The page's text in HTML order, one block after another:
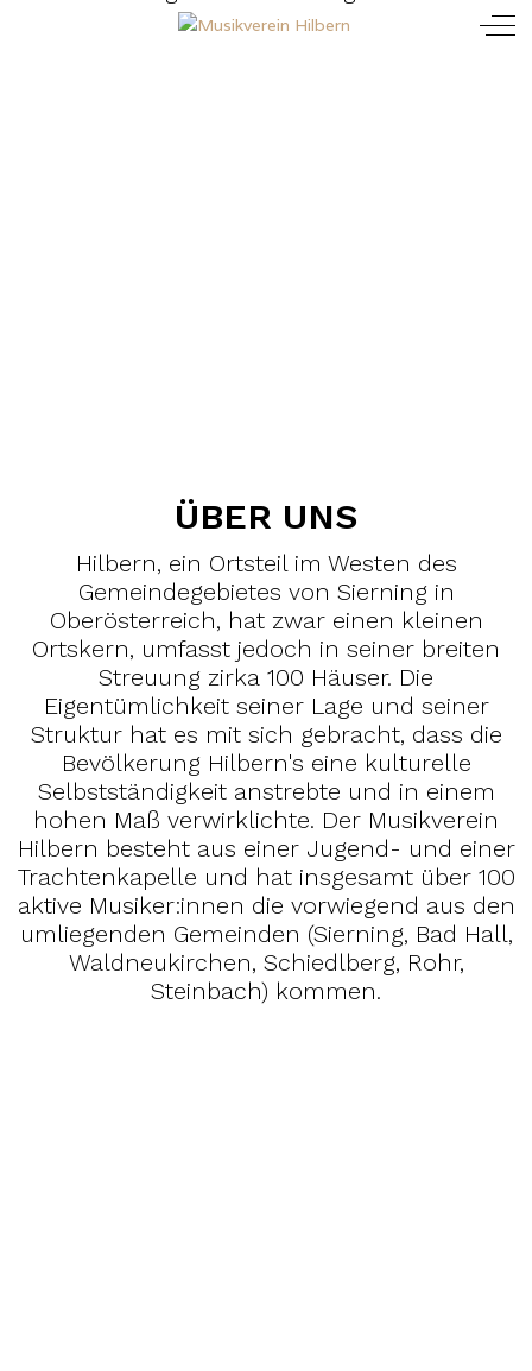
Mobile Menu Toggle Off-
ÜBER UNS
Hilbern, ein Ortsteil im Westen des
Gemeindegebietes von Sierning in
Oberösterreich, hat zwar einen kleinen
Ortskern, umfasst jedoch in seiner breiten
Streuung zirka 100 Häuser. Die
Eigentümlichkeit seiner Lage und seiner
Struktur hat es mit sich gebracht, dass die
Bevölkerung Hilbern's eine kulturelle
Selbstständigkeit anstrebte und in einem
hohen Maß verwirklichte. Der Musikverein
Hilbern besteht aus einer Jugend- und einer
Trachtenkapelle und hat insgesamt über 100
aktive Musiker:innen die vorwiegend aus den
umliegenden Gemeinden (Sierning, Bad Hall,
Waldneukirchen, Schiedlberg, Rohr,
Steinbach) kommen.